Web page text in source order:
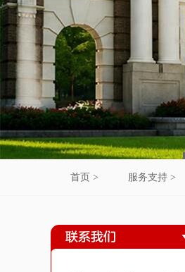
首页 > 服务支持 >